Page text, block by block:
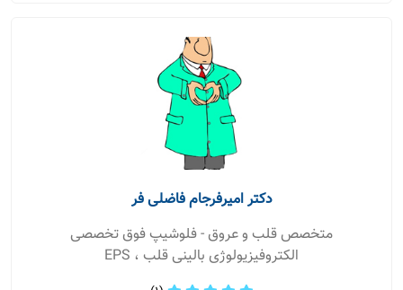
دکتر امیرفرجام فاضلی فر
متخصص قلب و عروق - فلوشیپ فوق تخصصی
الکتروفیزیولوژی بالینی قلب ، EPS